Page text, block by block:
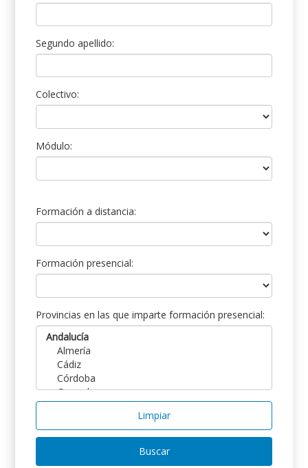
Segundo apellido:
Colectivo:
Módulo:
Formación a distancia:
Formación presencial:
Provincias en las que imparte formación presencial:
Limpiar
Buscar